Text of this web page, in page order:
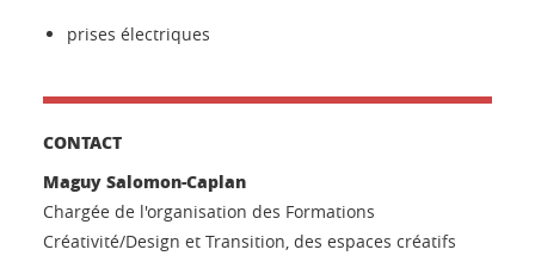
prises électriques
CONTACT
Maguy Salomon-Caplan
Chargée de l'organisation des Formations
Créativité/Design et Transition, des espaces créatifs